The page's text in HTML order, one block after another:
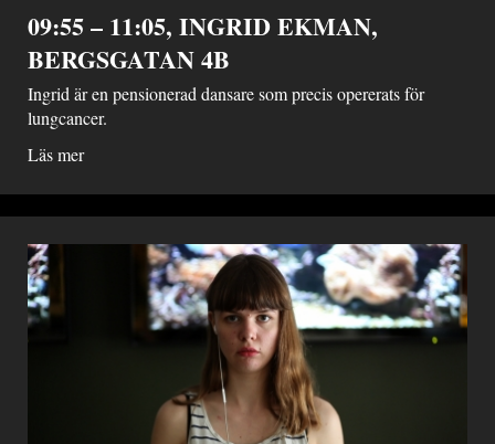
09:55 – 11:05, INGRID EKMAN,
BERGSGATAN 4B
Ingrid är en pensionerad dansare som precis opererats för
lungcancer.
Läs mer